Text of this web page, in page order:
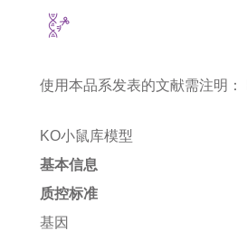
使用本品系发表的文献需注明：
KO小鼠库模型
基本信息
质控标准
基因